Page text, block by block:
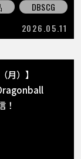
DBSCG
2026.05.11
月）】
！